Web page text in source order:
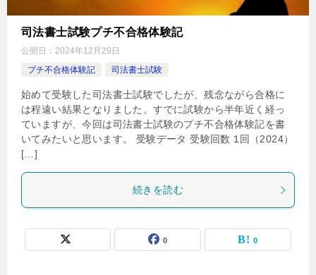
司法書士試験プチ不合格体験記
公開日： 2024年12月29日
プチ不合格体験記
司法書士試験
始めて受験した司法書士試験でしたが、残念ながら合格に
は程遠い結果となりました。すでに試験から半年近く経っ
ていますが、今回は司法書士試験のプチ不合格体験記を書
いてみたいと思います。 受験データ 受験回数 1回（2024）
[…]
続きを読む
0 0